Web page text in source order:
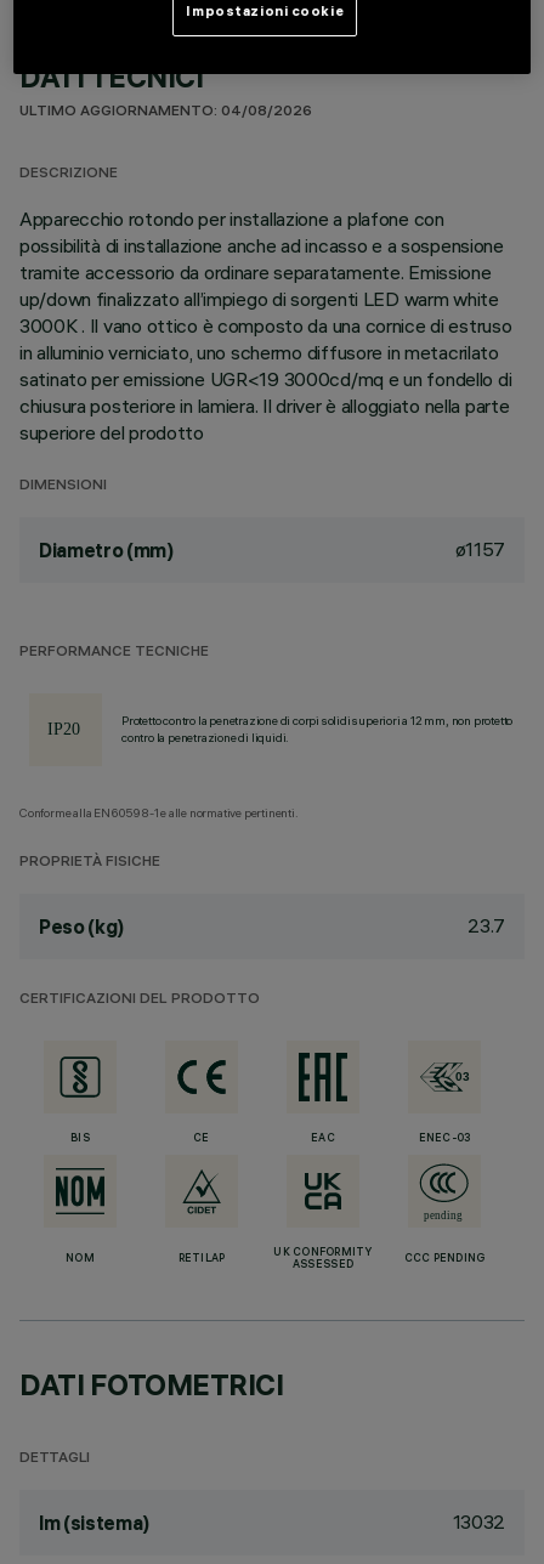
DATI TECNICI
ULTIMO AGGIORNAMENTO: 04/08/2026
DESCRIZIONE
Apparecchio rotondo per installazione a plafone con
possibilità di installazione anche ad incasso e a sospensione
tramite accessorio da ordinare separatamente. Emissione
up/down finalizzato all’impiego di sorgenti LED warm white
3000K . Il vano ottico è composto da una cornice di estruso
in alluminio verniciato, uno schermo diffusore in metacrilato
satinato per emissione UGR<19 3000cd/mq e un fondello di
chiusura posteriore in lamiera. Il driver è alloggiato nella parte
superiore del prodotto
DIMENSIONI
Diametro (mm) ø1157
PERFORMANCE TECNICHE
Protetto contro la penetrazione di corpi solidi superiori a 12 mm, non protetto
contro la penetrazione di liquidi.
Conforme alla EN60598-1 e alle normative pertinenti.
PROPRIETÀ FISICHE
Peso (kg) 23.7
CERTIFICAZIONI DEL PRODOTTO
BIS CE EAC ENEC-03
NOM RETILAP
UK CONFORMITY
ASSESSED
CCC PENDING
DATI FOTOMETRICI
DETTAGLI
lm (sistema) 13032
Impostazioni cookie